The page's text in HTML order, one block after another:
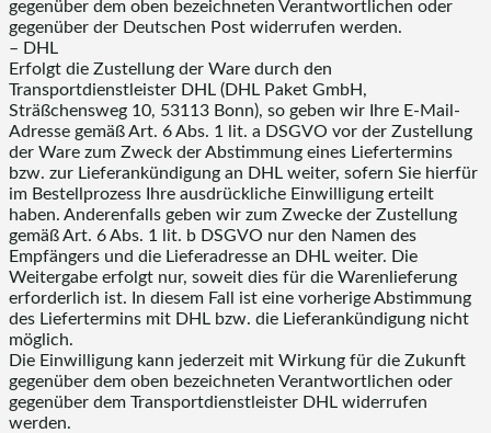
gegenüber dem oben bezeichneten Verantwortlichen oder
gegenüber der Deutschen Post widerrufen werden.
– DHL
Erfolgt die Zustellung der Ware durch den
Transportdienstleister DHL (DHL Paket GmbH,
Sträßchensweg 10, 53113 Bonn), so geben wir Ihre E-Mail-
Adresse gemäß Art. 6 Abs. 1 lit. a DSGVO vor der Zustellung
der Ware zum Zweck der Abstimmung eines Liefertermins
bzw. zur Lieferankündigung an DHL weiter, sofern Sie hierfür
im Bestellprozess Ihre ausdrückliche Einwilligung erteilt
haben. Anderenfalls geben wir zum Zwecke der Zustellung
gemäß Art. 6 Abs. 1 lit. b DSGVO nur den Namen des
Empfängers und die Lieferadresse an DHL weiter. Die
Weitergabe erfolgt nur, soweit dies für die Warenlieferung
erforderlich ist. In diesem Fall ist eine vorherige Abstimmung
des Liefertermins mit DHL bzw. die Lieferankündigung nicht
möglich.
Die Einwilligung kann jederzeit mit Wirkung für die Zukunft
gegenüber dem oben bezeichneten Verantwortlichen oder
gegenüber dem Transportdienstleister DHL widerrufen
werden.